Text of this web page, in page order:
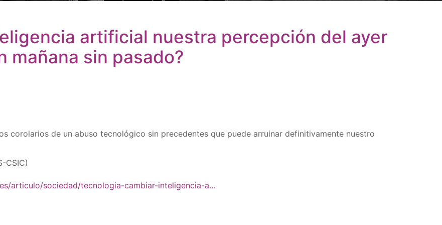
artificial nuestra percepción del ayer
mañana sin pasado?
corolarios de un abuso tecnológico sin precedentes que puede arruinar definitivamente nuestro
CSIC)
articulo/sociedad/tecnologia-cambiar-inteligencia-a…